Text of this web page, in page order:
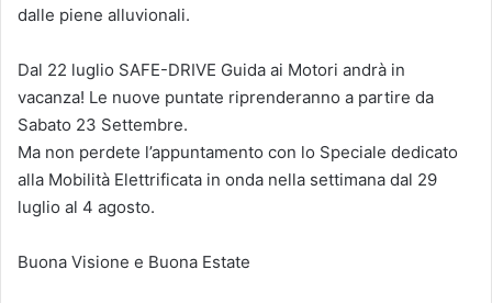
dalle piene alluvionali.
Dal 22 luglio SAFE-DRIVE Guida ai Motori andrà in
vacanza! Le nuove puntate riprenderanno a partire da
Sabato 23 Settembre.
Ma non perdete l’appuntamento con lo Speciale dedicato
alla Mobilità Elettrificata in onda nella settimana dal 29
luglio al 4 agosto.
Buona Visione e Buona Estate